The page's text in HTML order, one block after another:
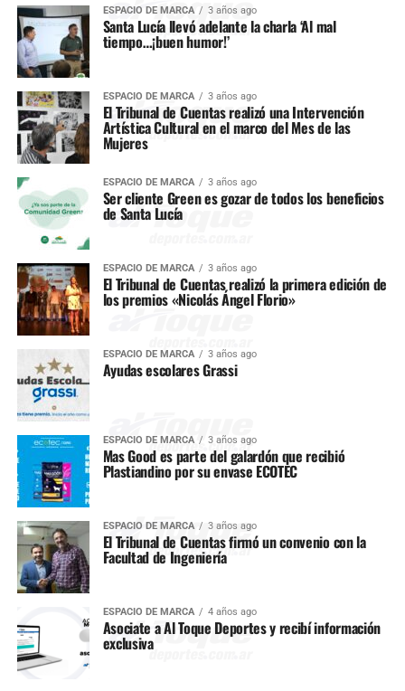
ESPACIO DE MARCA 3 años ago
Santa Lucía llevó adelante la charla ‘Al mal
tiempo…¡buen humor!’
ESPACIO DE MARCA 3 años ago
El Tribunal de Cuentas realizó una Intervención
Artística Cultural en el marco del Mes de las
Mujeres
ESPACIO DE MARCA 3 años ago
Ser cliente Green es gozar de todos los beneficios
de Santa Lucía
ESPACIO DE MARCA 3 años ago
El Tribunal de Cuentas realizó la primera edición de
los premios «Nicolás Ángel Florio»
ESPACIO DE MARCA 3 años ago
Ayudas escolares Grassi
ESPACIO DE MARCA 3 años ago
Mas Good es parte del galardón que recibió
Plastiandino por su envase ECOTEC
ESPACIO DE MARCA 3 años ago
El Tribunal de Cuentas firmó un convenio con la
Facultad de Ingeniería
ESPACIO DE MARCA 4 años ago
Asociate a Al Toque Deportes y recibí información
exclusiva